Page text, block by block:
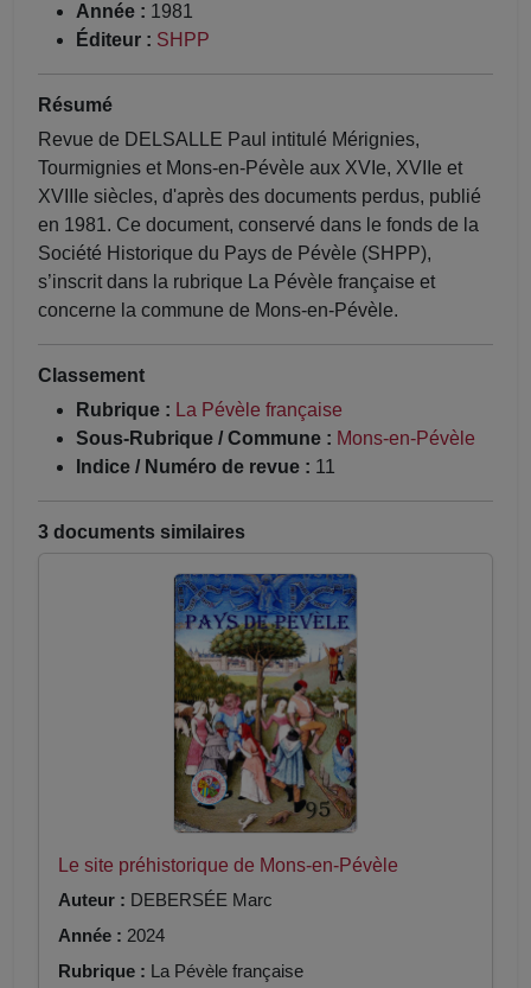
Année : 1981
Éditeur : SHPP
Résumé
Revue de DELSALLE Paul intitulé Mérignies,
Tourmignies et Mons-en-Pévèle aux XVIe, XVIIe et
XVIIIe siècles, d'après des documents perdus, publié
en 1981. Ce document, conservé dans le fonds de la
Société Historique du Pays de Pévèle (SHPP),
s’inscrit dans la rubrique La Pévèle française et
concerne la commune de Mons-en-Pévèle.
Classement
Rubrique : La Pévèle française
Sous-Rubrique / Commune : Mons-en-Pévèle
Indice / Numéro de revue : 11
3 documents similaires
Le site préhistorique de Mons-en-Pévèle
Auteur : DEBERSÉE Marc
Année : 2024
Rubrique : La Pévèle française